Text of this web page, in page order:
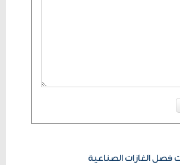
فصل الغازات الصناعية